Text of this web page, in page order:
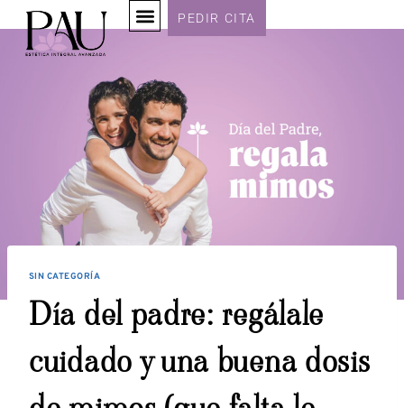
PEDIR CITA
SIN CATEGORÍA
Día del padre: regálale
cuidado y una buena dosis